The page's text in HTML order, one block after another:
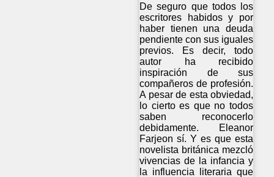
De seguro que todos los
escritores habidos y por
haber tienen una deuda
pendiente con sus iguales
previos. Es decir, todo
autor ha recibido
inspiración de sus
compañeros de profesión.
A pesar de esta obviedad,
lo cierto es que no todos
saben reconocerlo
debidamente. Eleanor
Farjeon sí. Y es que esta
novelista británica mezcló
vivencias de la infancia y
la influencia literaria que